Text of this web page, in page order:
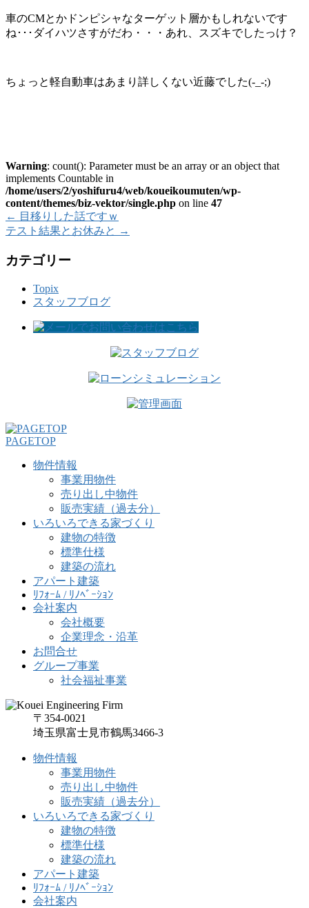
車のCMとかドンピシャなターゲット層かもしれないです
ね･･･ダイハツさすがだわ・・・あれ、スズキでしたっけ？
ちょっと軽自動車はあまり詳しくない近藤でした(-_-;)
Warning: count(): Parameter must be an array or an object that
implements Countable in
/home/users/2/yoshifuru4/web/koueikoumuten/wp-
content/themes/biz-vektor/single.php on line 47
← 目移りした話ですｗ
テスト結果とお休みと →
カテゴリー
Topix
スタッフブログ
PAGETOP
物件情報
事業用物件
売り出し中物件
販売実績（過去分）
いろいろできる家づくり
建物の特徴
標準仕様
建築の流れ
アパート建築
ﾘﾌｫｰﾑ / ﾘﾉﾍﾞｰｼｮﾝ
会社案内
会社概要
企業理念・沿革
お問合せ
グループ事業
社会福祉事業
〒354-0021
埼玉県富士見市鶴馬3466-3
物件情報
事業用物件
売り出し中物件
販売実績（過去分）
いろいろできる家づくり
建物の特徴
標準仕様
建築の流れ
アパート建築
ﾘﾌｫｰﾑ / ﾘﾉﾍﾞｰｼｮﾝ
会社案内